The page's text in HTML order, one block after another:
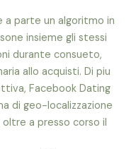
a parte un algoritmo in
insieme gli stessi
durante consueto,
allo acquisti. Di piu
Facebook Dating
di geo-localizzazione
a presso corso il